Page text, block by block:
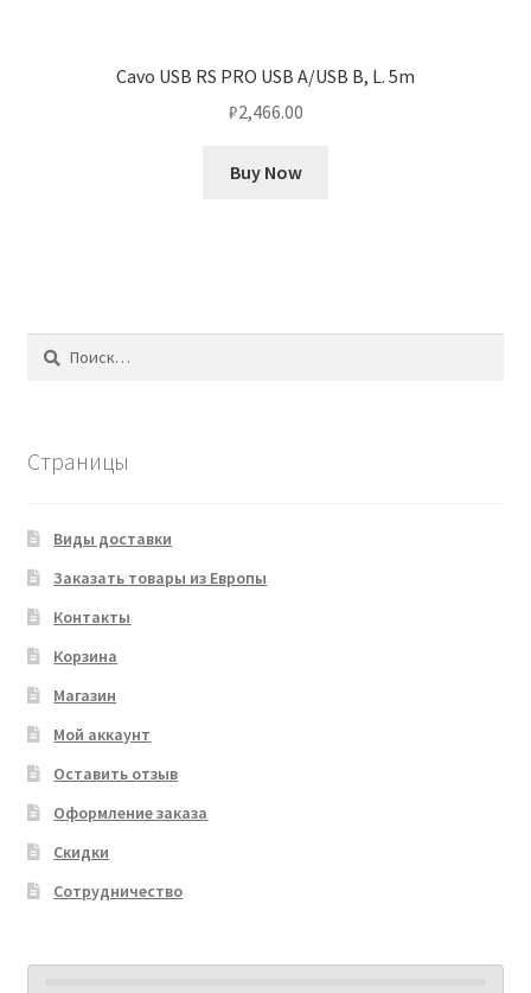
Cavo USB RS PRO USB A/USB B, L. 5m
₽2,466.00
Buy Now
Найти:
Страницы
Виды доставки
Заказать товары из Европы
Контакты
Корзина
Магазин
Мой аккаунт
Оставить отзыв
Оформление заказа
Скидки
Сотрудничество